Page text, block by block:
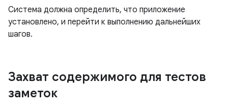
Система должна определить, что приложение
установлено, и перейти к выполнению дальнейших
шагов.
Захват содержимого для тестов
заметок